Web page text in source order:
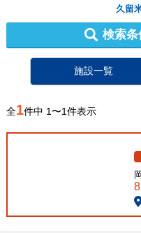
久留
検索条
施設一覧
全1件中 1〜1件表示